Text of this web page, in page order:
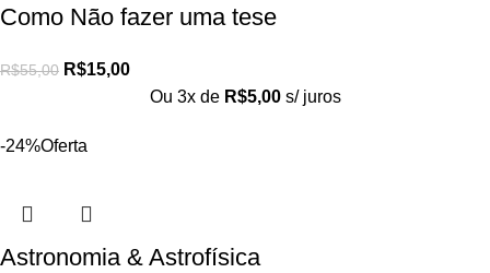
Como Não fazer uma tese
R$55,00 R$15,00
Ou 3x de R$5,00 s/ juros
-24%Oferta
Astronomia & Astrofísica